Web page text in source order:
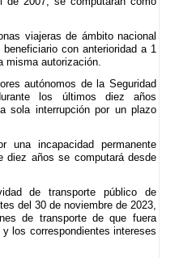
viajeras de ámbito nacional
con anterioridad a 1
misma autorización.
autónomos de la Seguridad
los últimos diez años
sola interrupción por un plazo
una incapacidad permanente
diez años se computará desde
de transporte público de
del 30 de noviembre de 2023,
de transporte de que fuera
los correspondientes intereses